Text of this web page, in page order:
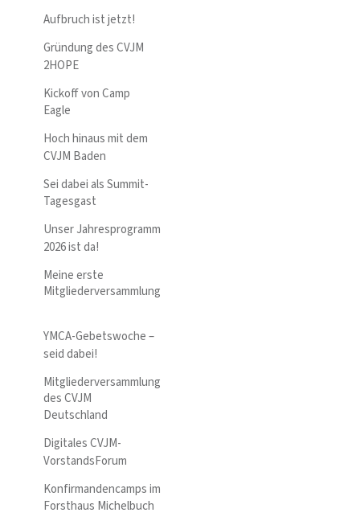
Aufbruch ist jetzt!
Gründung des CVJM
2HOPE
Kickoff von Camp
Eagle
Hoch hinaus mit dem
CVJM Baden
Sei dabei als Summit-
Tagesgast
Unser Jahresprogramm
2026 ist da!
Meine erste
Mitgliederversammlung
YMCA-Gebetswoche –
seid dabei!
Mitgliederversammlung
des CVJM
Deutschland
Digitales CVJM-
VorstandsForum
Konfirmandencamps im
Forsthaus Michelbuch